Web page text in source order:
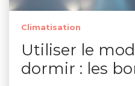
Climatisation
Utiliser le
dormir : les